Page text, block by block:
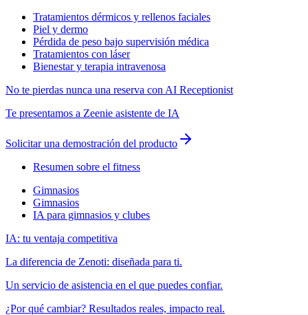
Tratamientos dérmicos y rellenos faciales
Piel y dermo
Pérdida de peso bajo supervisión médica
Tratamientos con láser
Bienestar y terapia intravenosa
No te pierdas nunca una reserva con AI Receptionist
Te presentamos a Zeenie asistente de IA
Solicitar una demostración del producto
Resumen sobre el fitness
Gimnasios
Gimnasios
IA para gimnasios y clubes
IA: tu ventaja competitiva
La diferencia de Zenoti: diseñada para ti.
Un servicio de asistencia en el que puedes confiar.
¿Por qué cambiar? Resultados reales, impacto real.